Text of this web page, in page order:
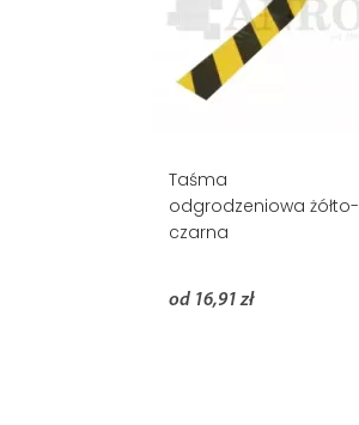
Taśma
odgrodzeniowa żółto-
czarna
od 16,91 zł